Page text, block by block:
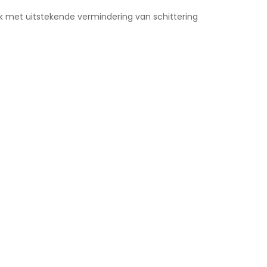
uitstekende vermindering van schittering